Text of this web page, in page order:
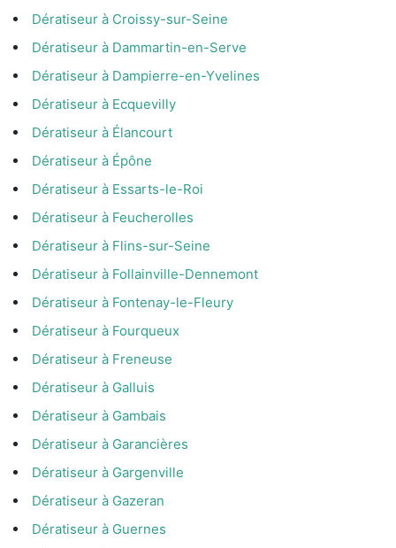
Dératiseur à Croissy-sur-Seine
Dératiseur à Dammartin-en-Serve
Dératiseur à Dampierre-en-Yvelines
Dératiseur à Ecquevilly
Dératiseur à Élancourt
Dératiseur à Épône
Dératiseur à Essarts-le-Roi
Dératiseur à Feucherolles
Dératiseur à Flins-sur-Seine
Dératiseur à Follainville-Dennemont
Dératiseur à Fontenay-le-Fleury
Dératiseur à Fourqueux
Dératiseur à Freneuse
Dératiseur à Galluis
Dératiseur à Gambais
Dératiseur à Garancières
Dératiseur à Gargenville
Dératiseur à Gazeran
Dératiseur à Guernes